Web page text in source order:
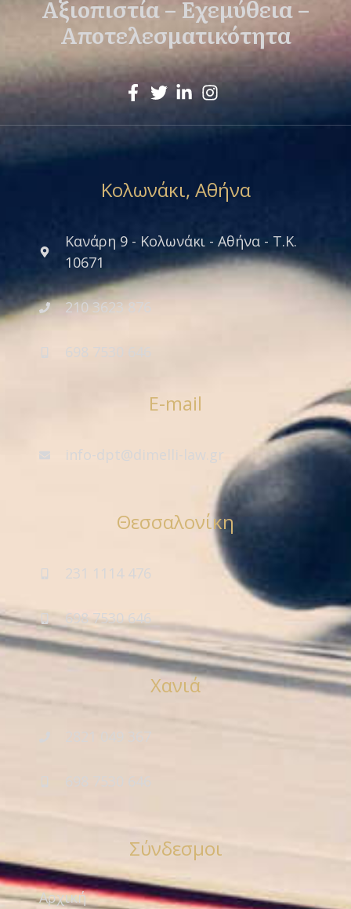
Αξιοπιστία – Εχεμύθεια –
Αποτελεσματικότητα
Κολωνάκι, Αθήνα
Κανάρη 9 - Κολωνάκι - Αθήνα - Τ.Κ.
10671
210 3623 876
698 7530 646
E-mail
info-dpt@dimelli-law.gr
Θεσσαλονίκη
231 1114 476
698 7530 646
Χανιά
2821 049 367
Σύνδεσμοι
Αρχική